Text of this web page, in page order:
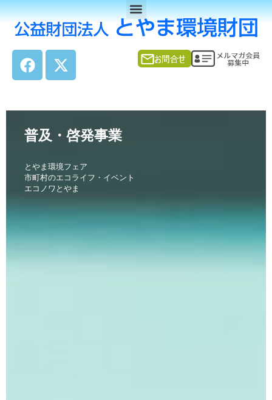
内
容
F
a
c
b
o
o
k
X
-
t
i
t
e
r
Menu
普及・啓発事業
とやま環境フェア
市町村のエコライフ・イベント
エコノワとやま